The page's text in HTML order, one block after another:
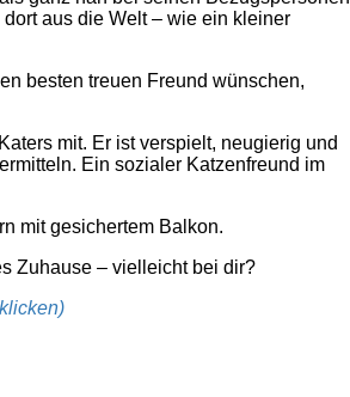
aus die Welt – wie ein kleiner
besten treuen Freund wünschen,
mit. Er ist verspielt, neugierig und
Ein sozialer Katzenfreund im
mit gesichertem Balkon.
Zuhause – vielleicht bei dir?